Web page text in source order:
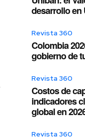
desarrollo en
Revista 360
Colombia
gobierno de
Revista 360
Costos de
indicadores
global en
Revista 360